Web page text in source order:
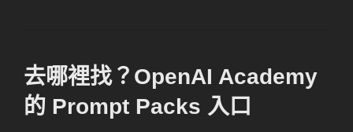
去哪裡找？OpenAI Academy
的 Prompt Packs 入口